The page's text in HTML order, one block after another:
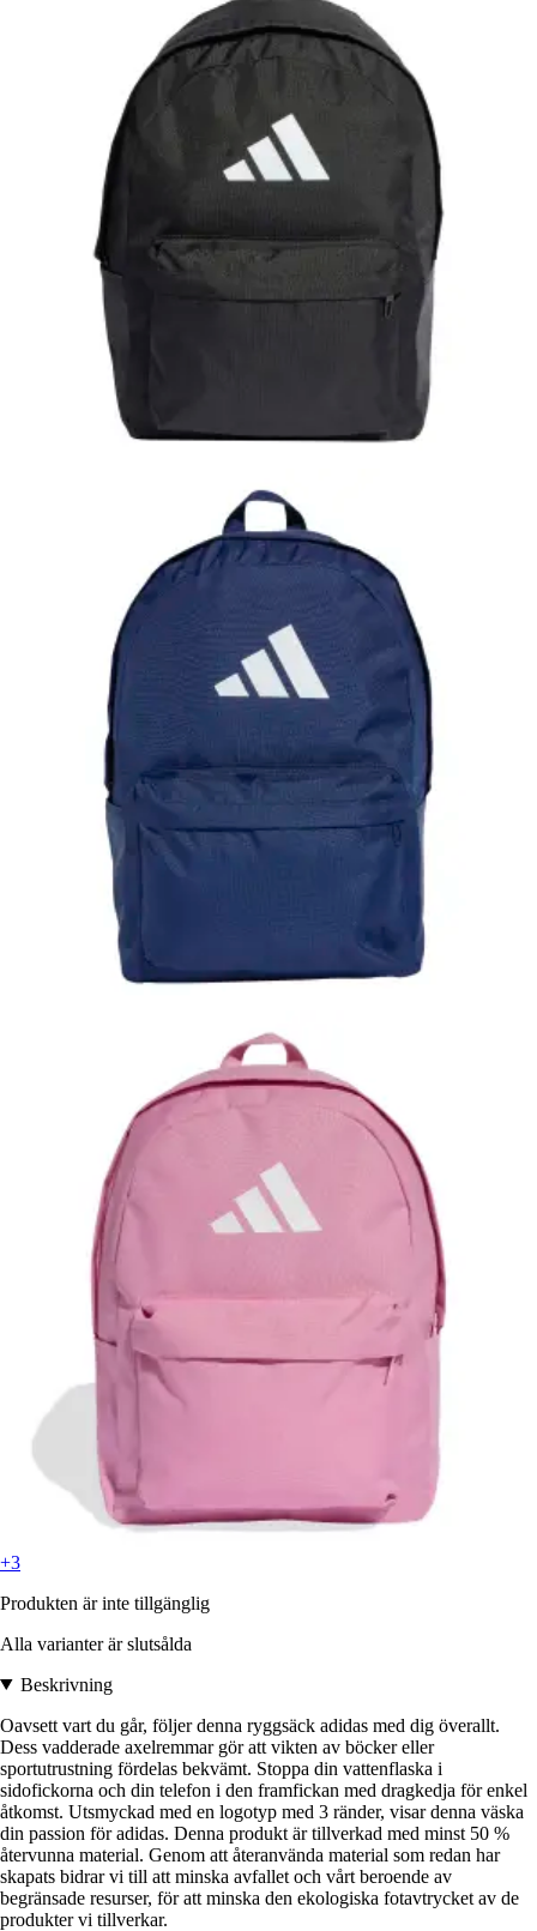
+3
Produkten är inte tillgänglig
Alla varianter är slutsålda
Beskrivning
Oavsett vart du går, följer denna ryggsäck adidas med dig överallt.
Dess vadderade axelremmar gör att vikten av böcker eller
sportutrustning fördelas bekvämt. Stoppa din vattenflaska i
sidofickorna och din telefon i den framfickan med dragkedja för enkel
åtkomst. Utsmyckad med en logotyp med 3 ränder, visar denna väska
din passion för adidas. Denna produkt är tillverkad med minst 50 %
återvunna material. Genom att återanvända material som redan har
skapats bidrar vi till att minska avfallet och vårt beroende av
begränsade resurser, för att minska den ekologiska fotavtrycket av de
produkter vi tillverkar.